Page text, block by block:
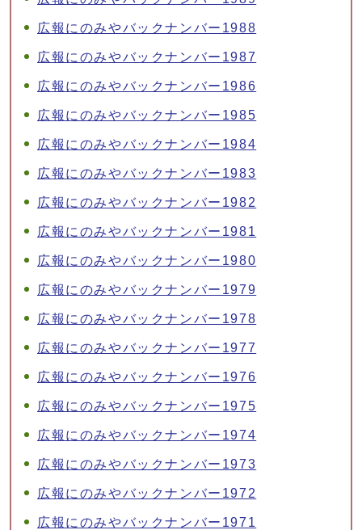
広報にのみやバックナンバー1988
広報にのみやバックナンバー1987
広報にのみやバックナンバー1986
広報にのみやバックナンバー1985
広報にのみやバックナンバー1984
広報にのみやバックナンバー1983
広報にのみやバックナンバー1982
広報にのみやバックナンバー1981
広報にのみやバックナンバー1980
広報にのみやバックナンバー1979
広報にのみやバックナンバー1978
広報にのみやバックナンバー1977
広報にのみやバックナンバー1976
広報にのみやバックナンバー1975
広報にのみやバックナンバー1974
広報にのみやバックナンバー1973
広報にのみやバックナンバー1972
広報にのみやバックナンバー1971